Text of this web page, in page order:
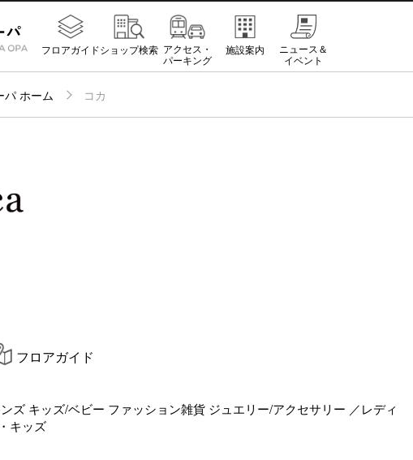
フロアガイドショップ検索 アクセス・
パーキング
施設案内
ニュース＆
イベント
パ ホーム コカ
フロアガイド
ズ キッズ/ベビー ファッション雑貨 ジュエリー/アクセサリー ／レディ
キッズ